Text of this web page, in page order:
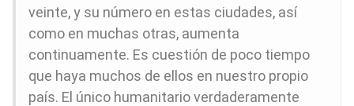
veinte, y su número en estas ciudades, así
como en muchas otras, aumenta
continuamente. Es cuestión de poco tiempo
que haya muchos de ellos en nuestro propio
país. El único humanitario verdaderamente